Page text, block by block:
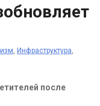
, Инфраструктура,
после